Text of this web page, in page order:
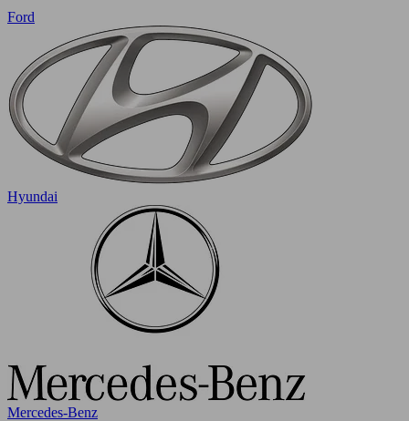
Ford
Hyundai
Mercedes-Benz